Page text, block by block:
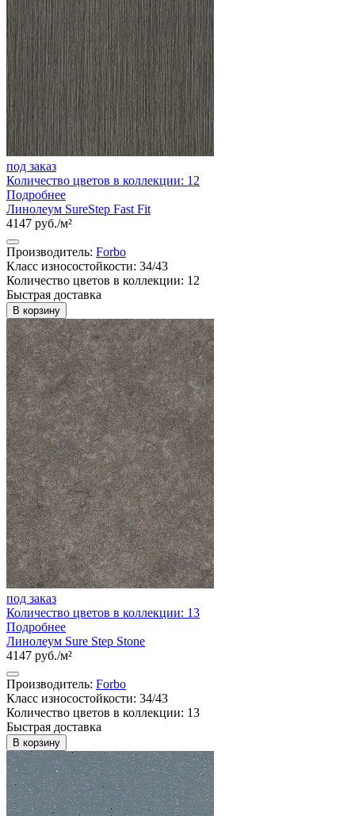
под заказ
Количество цветов в коллекции: 12
Подробнее
Линолеум SureStep Fast Fit
4147 руб./м²
Производитель: Forbo
Класс износостойкости: 34/43
Количество цветов в коллекции: 12
Быстрая доставка
В корзину
под заказ
Количество цветов в коллекции: 13
Подробнее
Линолеум Sure Step Stone
4147 руб./м²
Производитель: Forbo
Класс износостойкости: 34/43
Количество цветов в коллекции: 13
Быстрая доставка
В корзину